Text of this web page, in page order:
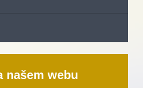
našem webu